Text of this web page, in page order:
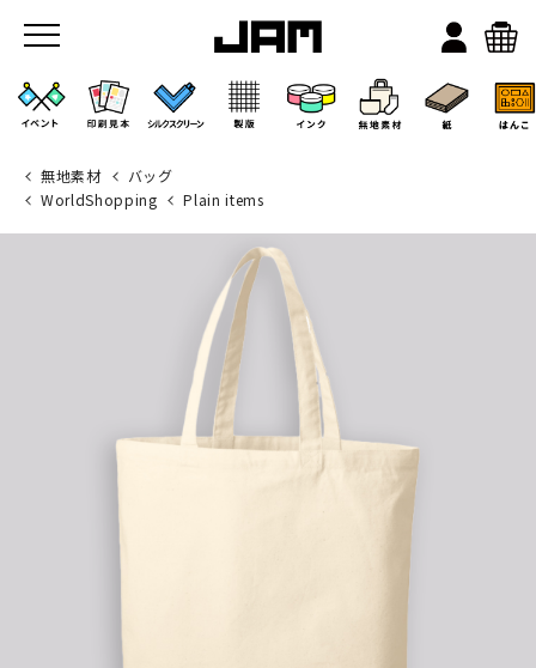
無地素材
バッグ
WorldShopping
Plain items